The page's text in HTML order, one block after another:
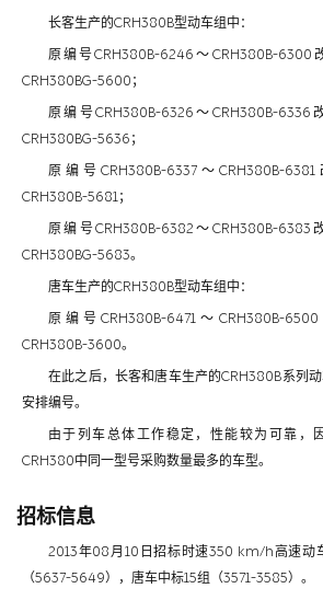
长客生产的CRH380B型动车组中：
原编号CRH380B-6246～CRH380B-6300
CRH380BG-5600；
原编号CRH380B-6326～CRH380B-6336
CRH380BG-5636；
原编号CRH380B-6337～CRH380B-
CRH380B-5681；
原编号CRH380B-6382～CRH380B-6383
CRH380BG-5683。
唐车生产的CRH380B型动车组中：
原编号CRH380B-6471～CRH380B-
CRH380B-3600。
在此之后，长客和唐车生产的CRH380B系列
安排编号。
由于列车总体工作稳定，性能较为可靠，
CRH380中同一型号采购数量最多的车型。
招标信息
2013年08月10日招标时速350 km/h高速动
（5637-5649），唐车中标15组（3571-3585）。